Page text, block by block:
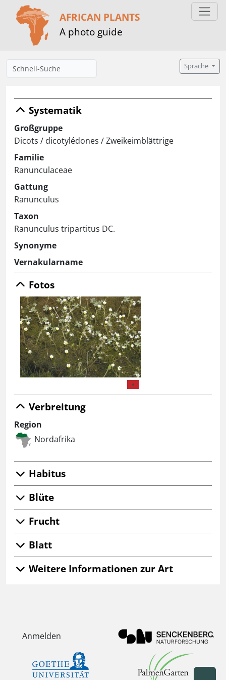
AFRICAN PLANTS
A photo guide
Sprache
Systematik
Großgruppe
Dicots / dicotylédones / Zweikeimblättrige
Familie
Ranunculaceae
Gattung
Ranunculus
Taxon
Ranunculus tripartitus DC.
Synonyme
Vernakularname
Fotos
Verbreitung
Region
Nordafrika
Habitus
Blüte
Frucht
Blatt
Weitere Informationen zur Art
Anmelden